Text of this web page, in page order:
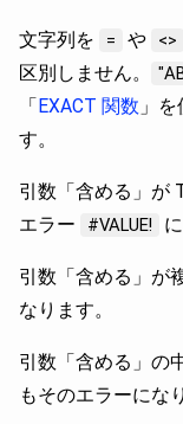
文字列を = や <>
区別しません。
「EXACT 関数 」
す。
引数「含める」が
エラー
#VALUE!
引数「含める」が
なります。
引数「含める」の
もそのエラーにな